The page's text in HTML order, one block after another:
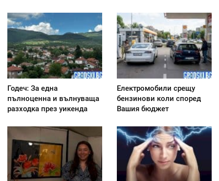
Годеч: За една
пълноценна и вълнуваща
разходка през уикенда
Електромобили срещу
бензинови коли според
Вашия бюджет